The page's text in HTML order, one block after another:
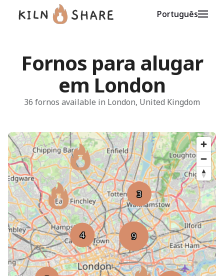
Português
Fornos para alugar
em London
36 fornos available in London, United Kingdom